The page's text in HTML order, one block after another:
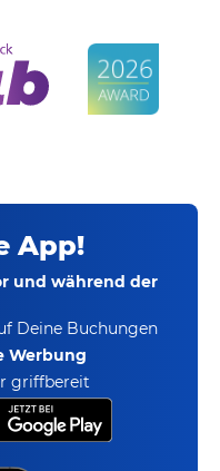
App!
und während der
Deine Buchungen
Werbung
griffbereit